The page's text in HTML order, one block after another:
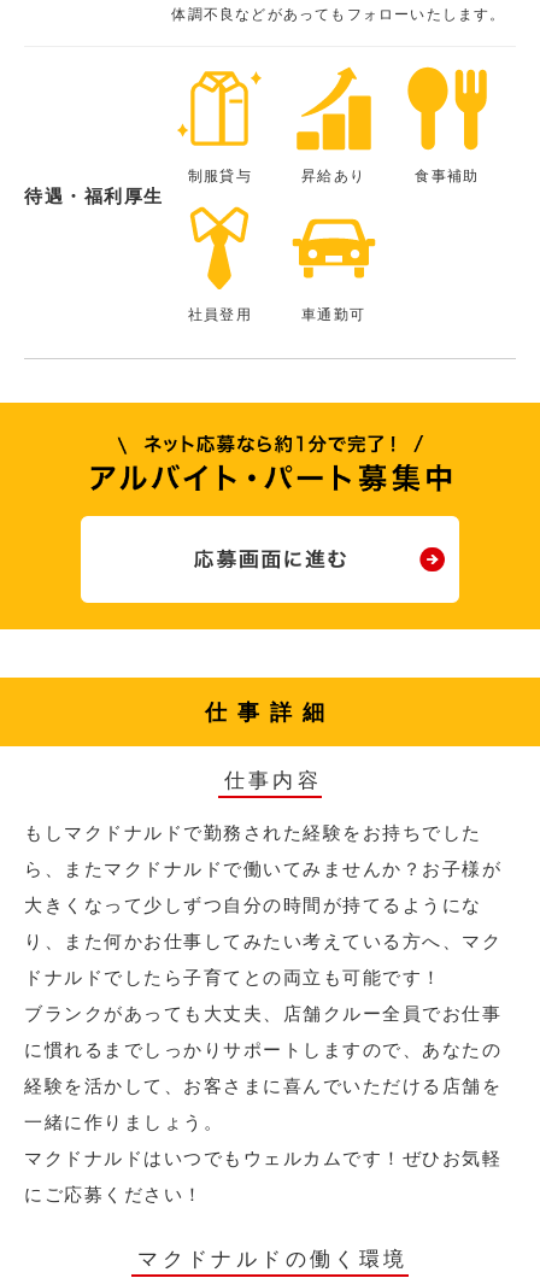
体調不良などがあってもフォローいたします。
待遇・福利厚生
制服貸与 昇給あり 食事補助
社員登用 車通勤可
仕事詳細
仕事内容
もしマクドナルドで勤務された経験をお持ちでした
ら、またマクドナルドで働いてみませんか？お子様が
大きくなって少しずつ自分の時間が持てるようにな
り、また何かお仕事してみたい考えている方へ、マク
ドナルドでしたら子育てとの両立も可能です！
ブランクがあっても大丈夫、店舗クルー全員でお仕事
に慣れるまでしっかりサポートしますので、あなたの
経験を活かして、お客さまに喜んでいただける店舗を
一緒に作りましょう。
マクドナルドはいつでもウェルカムです！ぜひお気軽
にご応募ください！
マクドナルドの働く環境